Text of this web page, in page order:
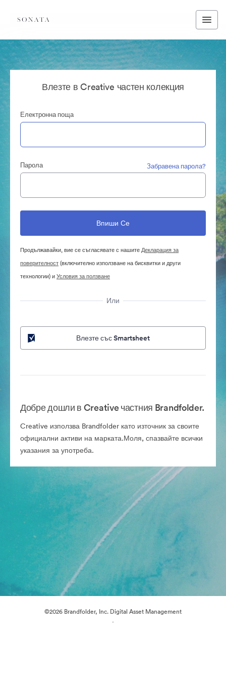
Влезте в Creative частен колекция
Електронна поща
Парола Забравена парола?
Продължавайки, вие се съгласявате с нашитеДекларация за
поверителност(включително използване на бисквитки и други
технологии) иУсловия за ползване
Или
Влезте със Smartsheet
Добре дошли в Creative частния Brandfolder.
Creative използва Brandfolder като източник за своите
официални активи на марката.Моля, спазвайте всички
указания за употреба.
©2026 Brandfolder, Inc. Digital Asset Management
·